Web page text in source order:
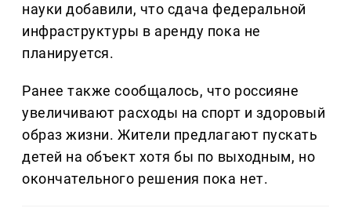
науки добавили, что сдача федеральной
инфраструктуры в аренду пока не
планируется.
Ранее также сообщалось, что россияне
увеличивают расходы на спорт и здоровый
образ жизни. Жители предлагают пускать
детей на объект хотя бы по выходным, но
окончательного решения пока нет.